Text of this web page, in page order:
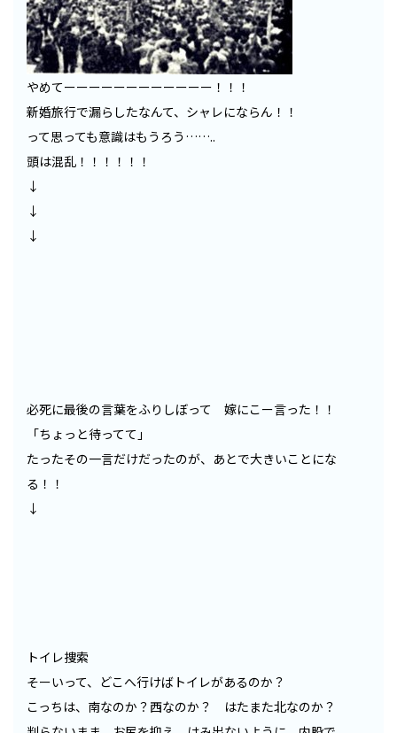
やめてーーーーーーーーーーーー！！！
新婚旅行で漏らしたなんて、シャレにならん！！
って思っても意識はもうろう……..
頭は混乱！！！！！！
↓
↓
↓
必死に最後の言葉をふりしぼって 嫁にこー言った！！
「ちょっと待ってて」
たったその一言だけだったのが、あとで大きいことにな
る！！
↓
トイレ捜索
そーいって、どこへ行けばトイレがあるのか？
こっちは、南なのか？西なのか？ はたまた北なのか？